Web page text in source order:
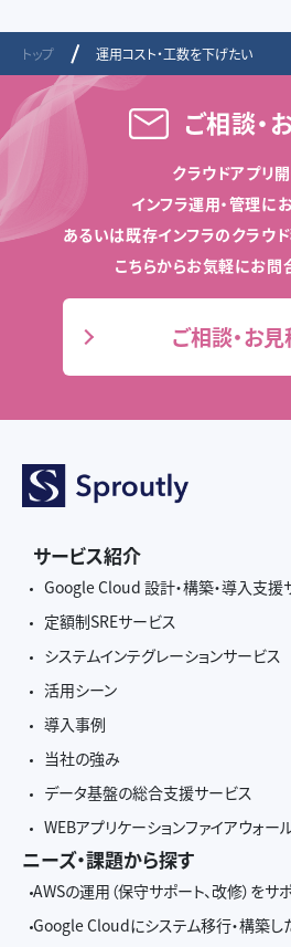
トップ 運用コスト・工数を下げたい
ご相談・
クラウドアプリ
インフラ運用・管理に
あるいは既存インフラのクラウ
こちらからお気軽にお問
ご相談・お見
サービス紹介
Google Cloud 設計・構築・導入支援
定額制SREサービス
システムインテグレーションサービス
活用シーン
導入事例
当社の強み
データ基盤の総合支援サービス
WEBアプリケーションファイアウォー
ニーズ・課題から探す
AWSの運用（保守サポート、改修）をサ
Google Cloudにシステム移行・構築し